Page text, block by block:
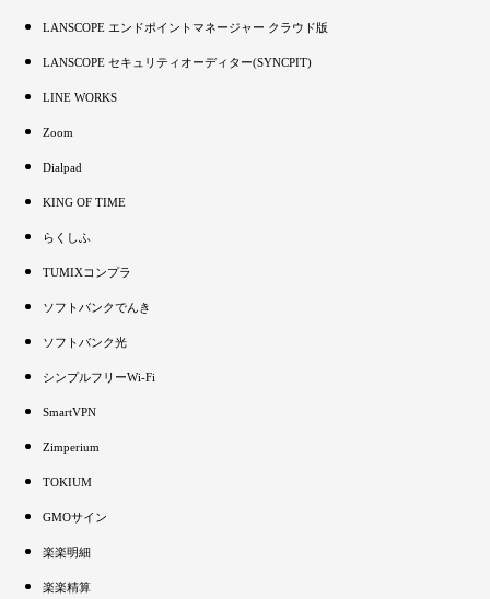
LANSCOPE エンドポイントマネージャー クラウド版
LANSCOPE セキュリティオーディター(SYNCPIT)
LINE WORKS
Zoom
Dialpad
KING OF TIME
らくしふ
TUMIXコンプラ
ソフトバンクでんき
ソフトバンク光
シンプルフリーWi-Fi
SmartVPN
Zimperium
TOKIUM
GMOサイン
楽楽明細
楽楽精算